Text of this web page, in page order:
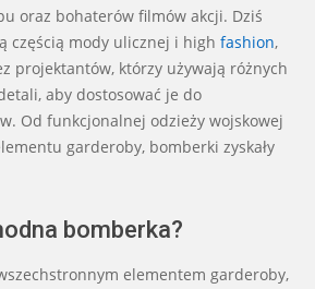
oraz bohaterów filmów akcji. Dziś
częścią mody ulicznej i high fashion,
projektantów, którzy używają różnych
aby dostosować je do
Od funkcjonalnej odzieży wojskowej
garderoby, bomberki zyskały
bomberka?
elementem garderoby,